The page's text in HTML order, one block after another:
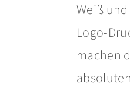
Weiß
Logo-
machen